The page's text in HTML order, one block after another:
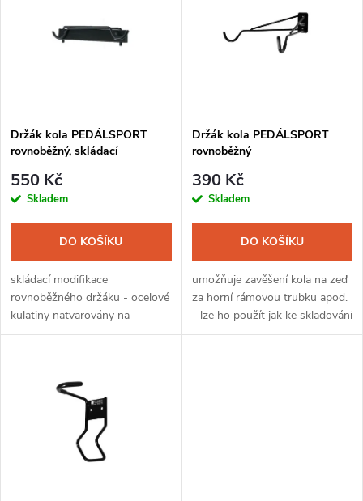
p
r
o
d
u
Abecedně
s
p
r
d
u
Držák kola PEDÁLSPORT
rovnoběžný, skládací
550 Kč
Skladem
DO KOŠÍKU
skládací modifikace
rovnoběžného držáku - ocelové
kulatiny natvarovány na
automatické ohýbačce -
Držák kola PEDÁLSPORT
rovnoběžný
390 Kč
Skladem
DO KOŠÍKU
umožňuje zavěšení kola na zeď
za horní rámovou trubku apod.
- lze ho použít jak ke skladování
kol, tak i k provádění drobné